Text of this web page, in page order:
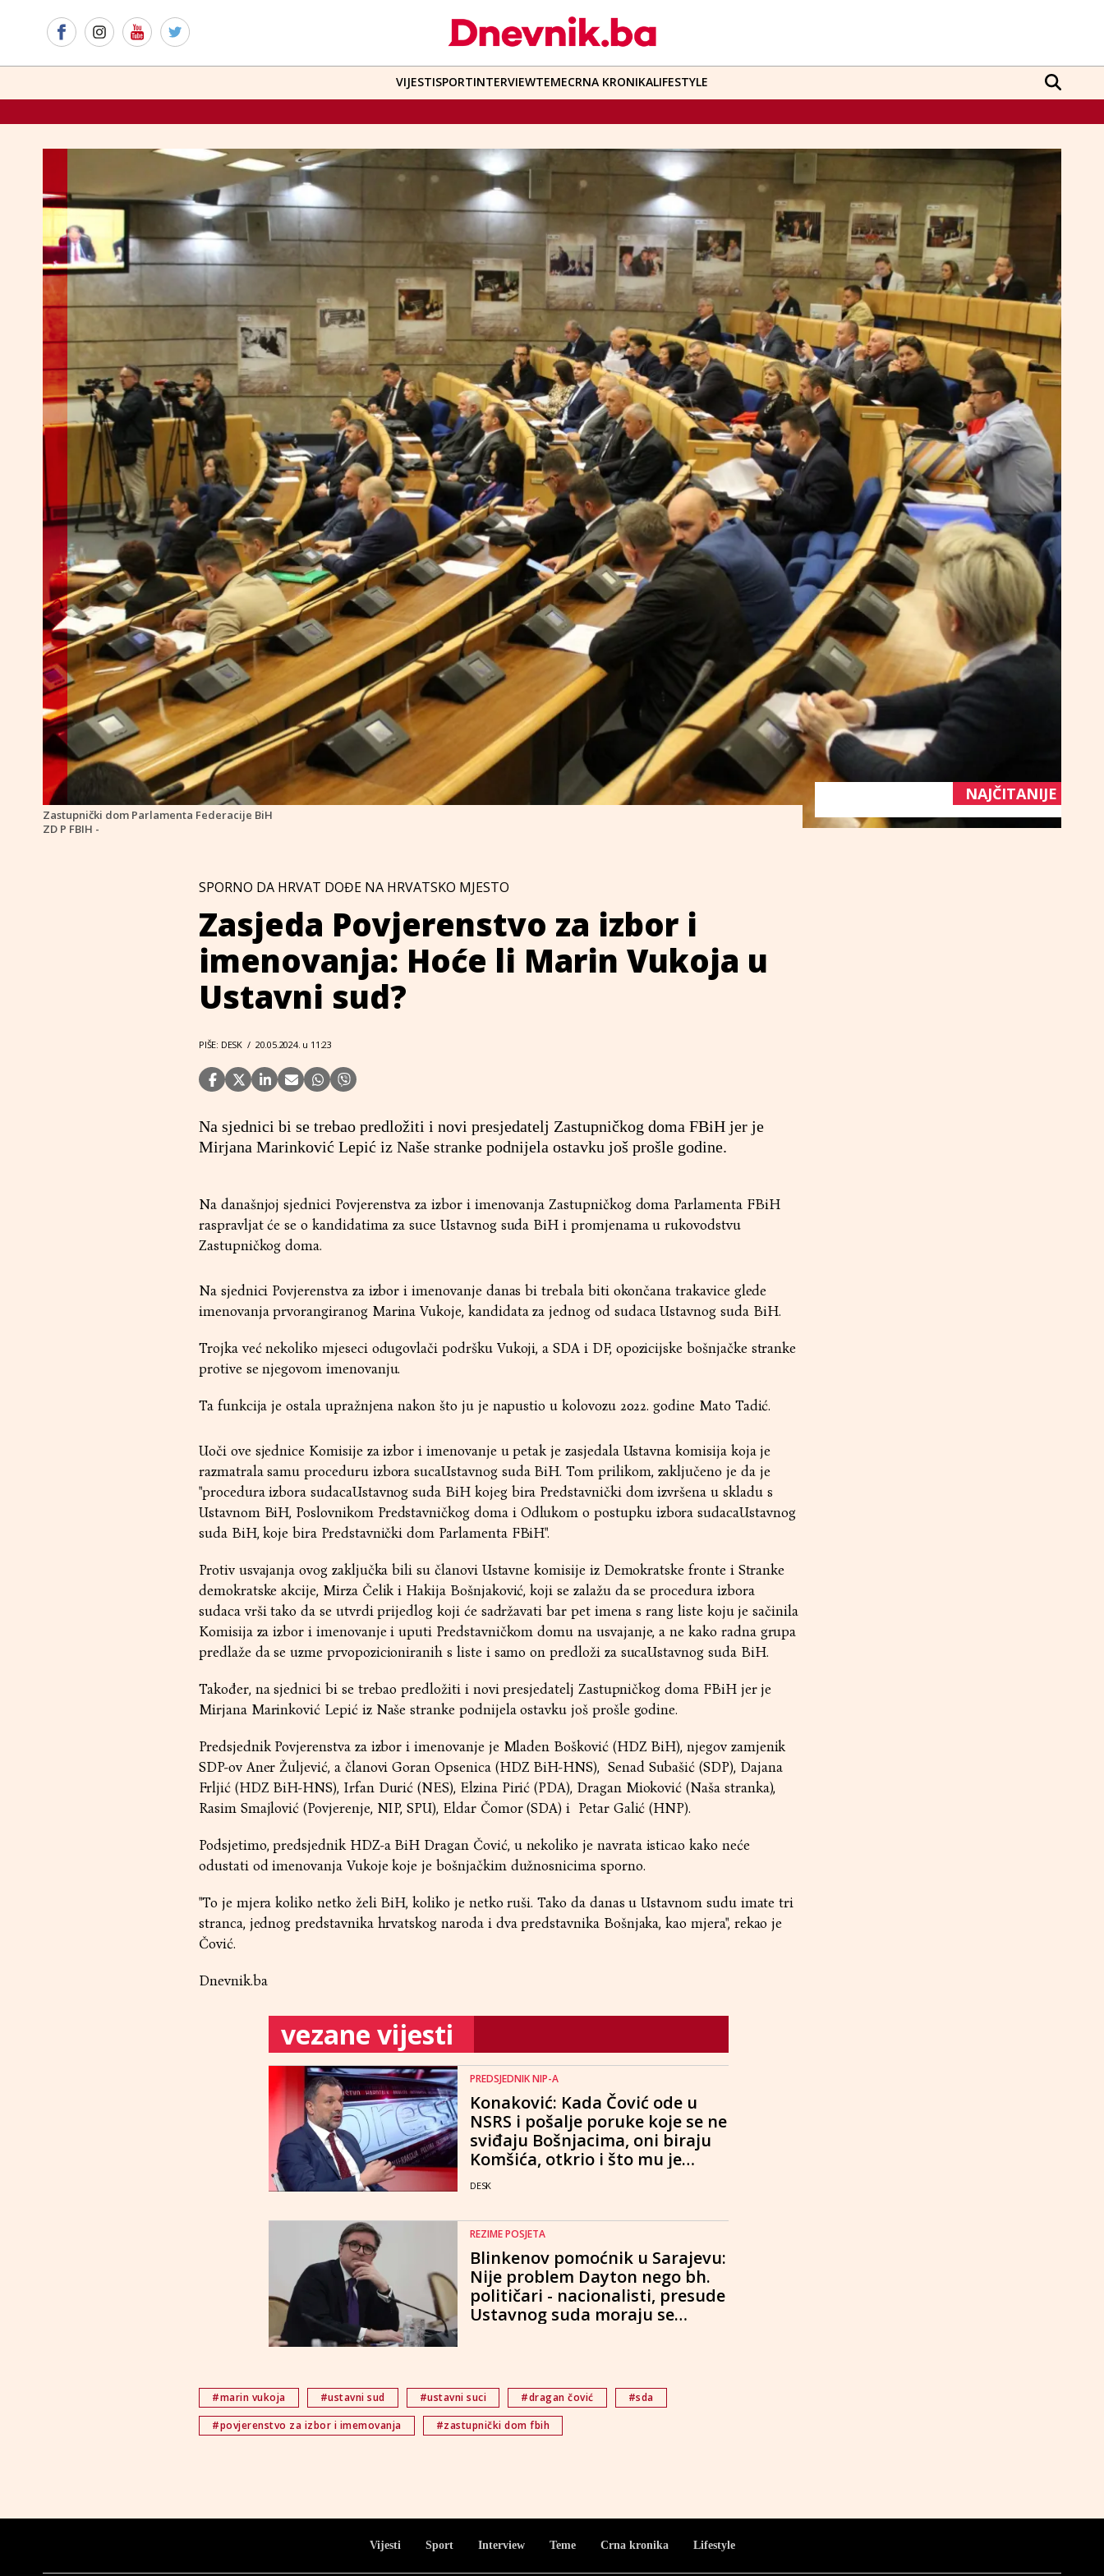
VIJESTISPORTINTERVIEWTEMECRNA KRONIKALIFESTYLE
Zastupnički dom Parlamenta Federacije BiH
ZD P FBIH -
SPORNO DA HRVAT DOĐE NA HRVATSKO MJESTO
Zasjeda Povjerenstvo za izbor i
imenovanja: Hoće li Marin Vukoja u
Ustavni sud?
PIŠE: DESK / 20.05.2024. u 11:23
Na sjednici bi se trebao predložiti i novi presjedatelj Zastupničkog doma FBiH jer je
Mirjana Marinković Lepić iz Naše stranke podnijela ostavku još prošle godine.
Na današnjoj sjednici Povjerenstva za izbor i imenovanja Zastupničkog doma Parlamenta FBiH
raspravljat će se o kandidatima za suce Ustavnog suda BiH i promjenama u rukovodstvu
Zastupničkog doma.
Na sjednici Povjerenstva za izbor i imenovanje danas bi trebala biti okončana trakavice glede
imenovanja prvorangiranog Marina Vukoje, kandidata za jednog od sudaca Ustavnog suda BiH.
Trojka već nekoliko mjeseci odugovlači podršku Vukoji, a SDA i DF, opozicijske bošnjačke stranke
protive se njegovom imenovanju.
Ta funkcija je ostala upražnjena nakon što ju je napustio u kolovozu 2022. godine Mato Tadić.
Uoči ove sjednice Komisije za izbor i imenovanje u petak je zasjedala Ustavna komisija koja je
razmatrala samu proceduru izbora sucaUstavnog suda BiH. Tom prilikom, zaključeno je da je
"procedura izbora sudacaUstavnog suda BiH kojeg bira Predstavnički dom izvršena u skladu s
Ustavnom BiH, Poslovnikom Predstavničkog doma i Odlukom o postupku izbora sudacaUstavnog
suda BiH, koje bira Predstavnički dom Parlamenta FBiH".
Protiv usvajanja ovog zaključka bili su članovi Ustavne komisije iz Demokratske fronte i Stranke
demokratske akcije, Mirza Čelik i Hakija Bošnjaković, koji se zalažu da se procedura izbora
sudaca vrši tako da se utvrdi prijedlog koji će sadržavati bar pet imena s rang liste koju je sačinila
Komisija za izbor i imenovanje i uputi Predstavničkom domu na usvajanje, a ne kako radna grupa
predlaže da se uzme prvopozicioniranih s liste i samo on predloži za sucaUstavnog suda BiH.
Također, na sjednici bi se trebao predložiti i novi presjedatelj Zastupničkog doma FBiH jer je
Mirjana Marinković Lepić iz Naše stranke podnijela ostavku još prošle godine.
Predsjednik Povjerenstva za izbor i imenovanje je Mladen Bošković (HDZ BiH), njegov zamjenik
SDP-ov Aner Žuljević, a članovi Goran Opsenica (HDZ BiH-HNS), Senad Subašić (SDP), Dajana
Frljić (HDZ BiH-HNS), Irfan Durić (NES), Elzina Pirić (PDA), Dragan Mioković (Naša stranka),
Rasim Smajlović (Povjerenje, NIP, SPU), Eldar Čomor (SDA) i Petar Galić (HNP).
Podsjetimo, predsjednik HDZ-a BiH Dragan Čović, u nekoliko je navrata isticao kako neće
odustati od imenovanja Vukoje koje je bošnjačkim dužnosnicima sporno.
"To je mjera koliko netko želi BiH, koliko je netko ruši. Tako da danas u Ustavnom sudu imate tri
stranca, jednog predstavnika hrvatskog naroda i dva predstavnika Bošnjaka, kao mjera", rekao je
Čović.
Dnevnik.ba
vezane vijesti
PREDSJEDNIK NIP-A
Konaković: Kada Čović ode u
NSRS i pošalje poruke koje se ne
sviđaju Bošnjacima, oni biraju
Komšića, otkrio i što mu je
Izetbegović rekao u Neumu
DESK
REZIME POSJETA
Blinkenov pomoćnik u Sarajevu:
Nije problem Dayton nego bh.
političari - nacionalisti, presude
Ustavnog suda moraju se
#marin vukoja #ustavni sud #ustavni suci #dragan čović
#sda
#povjerenstvo za izbor i imemovanja
#zastupnički dom fbih
NAJČITANIJE
Vijesti Sport Interview Teme Crna kronika Lifestyle